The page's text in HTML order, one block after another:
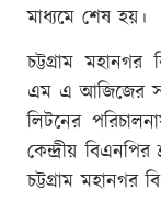
মাধ্যমে শেষ হয়।
চট্টগ্রাম
এম এ আজিজের
লিটনের
কেন্দ্রীয়
চট্টগ্রাম